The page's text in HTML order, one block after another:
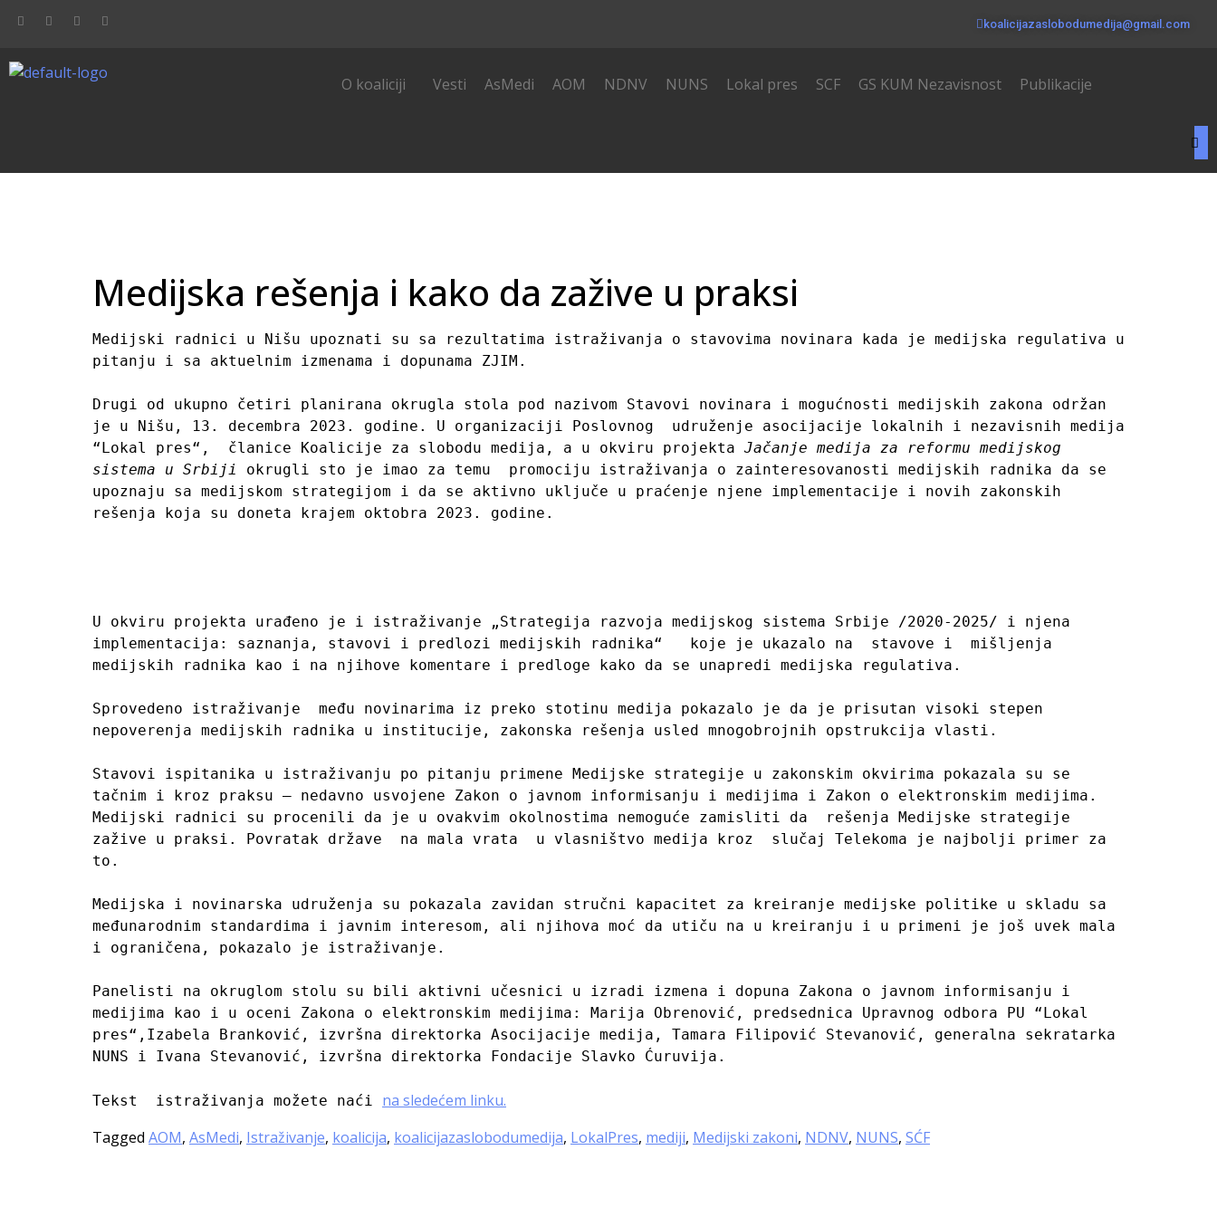
koalicijazaslobodumedija@gmail.com
O koaliciji Vesti AsMedi AOM NDNV NUNS Lokal pres SCF GS KUM Nezavisnost Publikacije
Medijska rešenja i kako da zažive u praksi
Medijski radnici u Nišu upoznati su sa rezultatima istraživanja o stavovima novinara kada je medijska regulativa u
pitanju i sa aktuelnim izmenama i dopunama ZJIM.
Drugi od ukupno četiri planirana okrugla stola pod nazivom Stavovi novinara i mogućnosti medijskih zakona održan
je u Nišu, 13. decembra 2023. godine. U organizaciji Poslovnog  udruženje asocijacije lokalnih i nezavisnih medija
“Lokal pres“,  članice Koalicije za slobodu medija, a u okviru projekta Jačanje medija za reformu medijskog
sistema u Srbiji
okrugli sto je imao za temu  promociju istraživanja o zainteresovanosti medijskih radnika da se
upoznaju sa medijskom strategijom i da se aktivno uključe u praćenje njene implementacije i novih zakonskih
rešenja koja su doneta krajem oktobra 2023. godine.
U okviru projekta urađeno je i istraživanje „Strategija razvoja medijskog sistema Srbije /2020-2025/ i njena
implementacija: saznanja, stavovi i predlozi medijskih radnika“   koje je ukazalo na  stavove i  mišljenja
medijskih radnika kao i na njihove komentare i predloge kako da se unapredi medijska regulativa.
Sprovedeno istraživanje  među novinarima iz preko stotinu medija pokazalo je da je prisutan visoki stepen
nepoverenja medijskih radnika u institucije, zakonska rešenja usled mnogobrojnih opstrukcija vlasti.
Stavovi ispitanika u istraživanju po pitanju primene Medijske strategije u zakonskim okvirima pokazala su se
tačnim i kroz praksu – nedavno usvojene Zakon o javnom informisanju i medijima i Zakon o elektronskim medijima.
Medijski radnici su procenili da je u ovakvim okolnostima nemoguće zamisliti da  rešenja Medijske strategije
zažive u praksi. Povratak države  na mala vrata  u vlasništvo medija kroz  slučaj Telekoma je najbolji primer za
to.
Medijska i novinarska udruženja su pokazala zavidan stručni kapacitet za kreiranje medijske politike u skladu sa
međunarodnim standardima i javnim interesom, ali njihova moć da utiču na u kreiranju i u primeni je još uvek mala
i ograničena, pokazalo je istraživanje.
Panelisti na okruglom stolu su bili aktivni učesnici u izradi izmena i dopuna Zakona o javnom informisanju i
medijima kao i u oceni Zakona o elektronskim medijima: Marija Obrenović, predsednica Upravnog odbora PU “Lokal
pres“,Izabela Branković, izvršna direktorka Asocijacije medija, Tamara Filipović Stevanović, generalna sekratarka
NUNS i Ivana Stevanović, izvršna direktorka Fondacije Slavko Ćuruvija.
Tekst  istraživanja možete naći na sledećem linku.
Tagged AOM, AsMedi, Istraživanje, koalicija, koalicijazaslobodumedija, LokalPres, mediji, Medijski zakoni, NDNV, NUNS, SĆF